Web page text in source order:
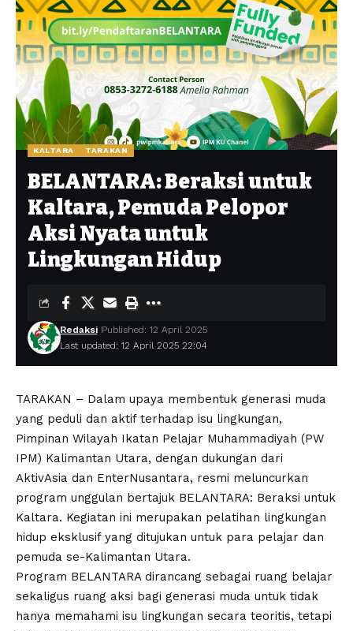
KALTARA TARAKAN
BELANTARA: Beraksi untuk
Kaltara, Pemuda Pelopor
Aksi Nyata untuk
Lingkungan Hidup
Last updated: 12 April 2025 22:04
Redaksi Published: 12 April 2025
TARAKAN – Dalam upaya membentuk generasi muda
yang peduli dan aktif terhadap isu lingkungan,
Pimpinan Wilayah Ikatan Pelajar Muhammadiyah (PW
IPM) Kalimantan Utara, dengan dukungan dari
AktivAsia dan EnterNusantara, resmi meluncurkan
program unggulan bertajuk BELANTARA: Beraksi untuk
Kaltara. Kegiatan ini merupakan pelatihan lingkungan
hidup eksklusif yang ditujukan untuk para pelajar dan
pemuda se-Kalimantan Utara.
Program BELANTARA dirancang sebagai ruang belajar
sekaligus ruang aksi bagi generasi muda untuk tidak
hanya memahami isu lingkungan secara teoritis, tetapi